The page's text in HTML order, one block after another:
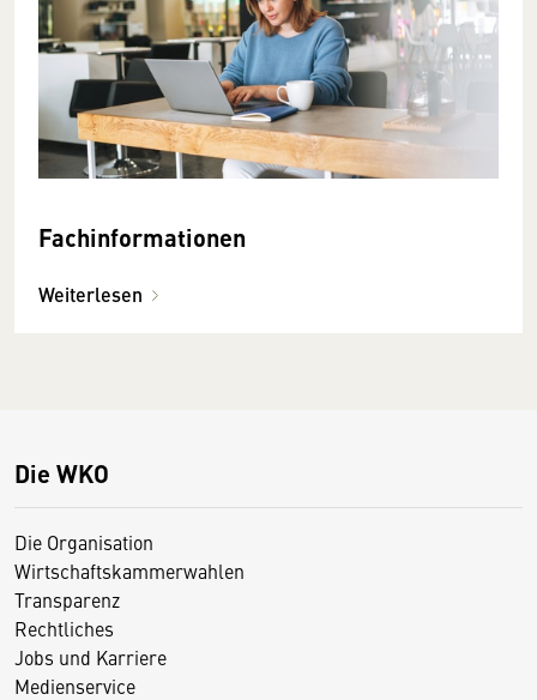
Fachinformationen
Weiterlesen
Die WKO
Die Organisation
Wirtschaftskammerwahlen
Transparenz
Rechtliches
Jobs und Karriere
Medienservice